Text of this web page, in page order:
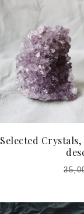
Selected Crystals,